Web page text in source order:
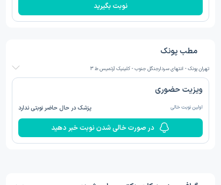
نوبت بگیرید
مطب پونک
تهران پونک - انتهای سردارجنگل جنوب - کلینیک آرتمیس ط 3
ویزیت حضوری
اولین نوبت خالی پزشک در حال حاضر نوبتی ندارد
در صورت خالی شدن نوبت خبر دهید